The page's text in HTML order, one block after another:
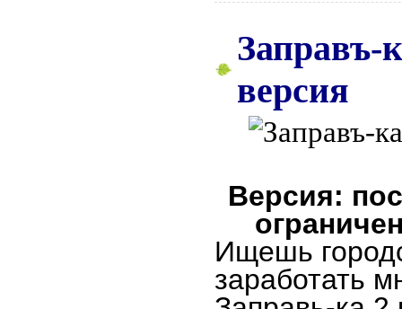
Заправъ-
версия
Версия:
Ищешь
заработать